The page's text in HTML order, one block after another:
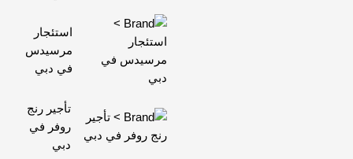
استئجار
مرسيدس
في دبي
تأجير رنج
روفر في
دبي